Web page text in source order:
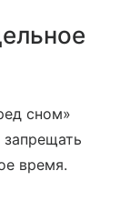
сном»
время.